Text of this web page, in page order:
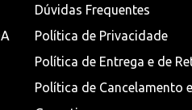
Dúvidas Frequentes
Política de Privacidade
Política de Entrega e de
Política de Cancelamento